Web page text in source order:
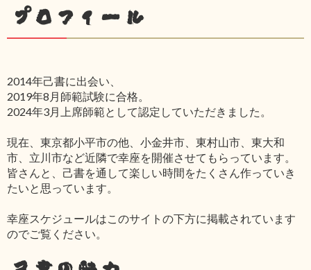
プロフィール
2014年己書に出会い、
2019年8月師範試験に合格。
2024年3月上席師範として認定していただきました。
現在、東京都小平市の他、小金井市、東村山市、東大和
市、立川市など近隣で幸座を開催させてもらっています。
皆さんと、己書を通して楽しい時間をたくさん作っていき
たいと思っています。
幸座スケジュールはこのサイトの下方に掲載されています
のでご覧ください。